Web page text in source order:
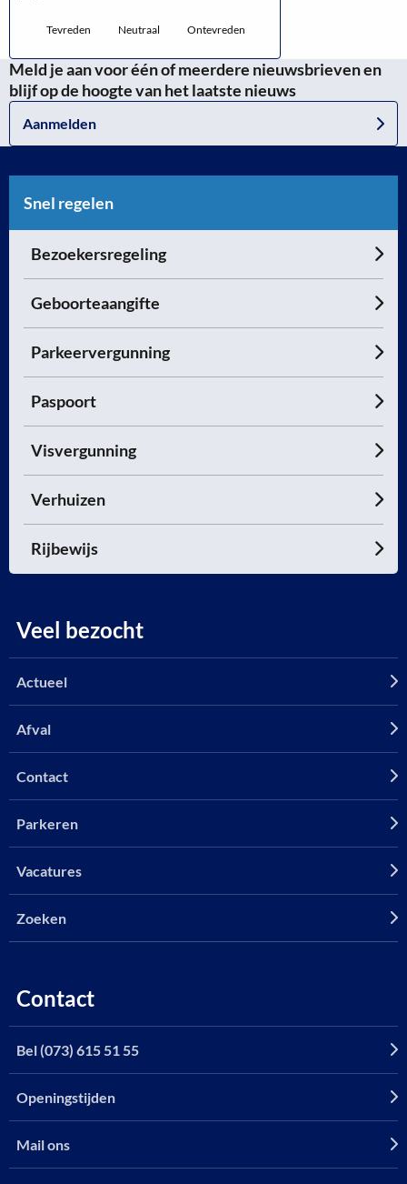
Tevreden Neutraal Ontevreden
Meld je aan voor één of meerdere nieuwsbrieven en
blijf op de hoogte van het laatste nieuws
Aanmelden
Snel regelen
Bezoekersregeling
Geboorteaangifte
Parkeervergunning
Paspoort
Visvergunning
Verhuizen
Rijbewijs
Veel bezocht
Actueel
Afval
Contact
Parkeren
Vacatures
Zoeken
Contact
Bel (073) 615 51 55
Openingstijden
Mail ons